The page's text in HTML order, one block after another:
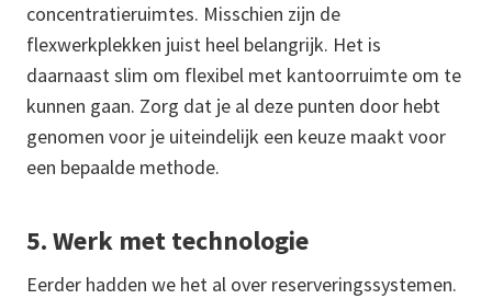
concentratieruimtes. Misschien zijn de
flexwerkplekken juist heel belangrijk. Het is
daarnaast slim om flexibel met kantoorruimte om te
kunnen gaan. Zorg dat je al deze punten door hebt
genomen voor je uiteindelijk een keuze maakt voor
een bepaalde methode.
5. Werk met technologie
Eerder hadden we het al over reserveringssystemen.